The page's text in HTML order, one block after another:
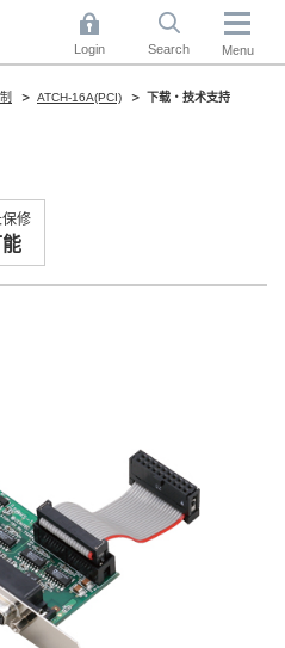
Login Search Menu
ATCH-16A(PCI) 下载・技术支持
保修